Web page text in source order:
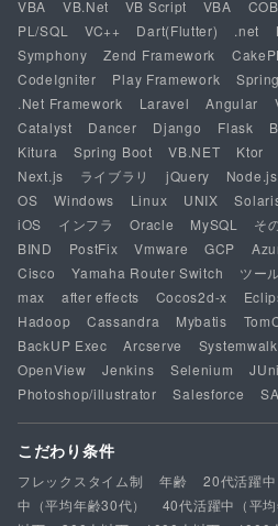
VBA
VB.Net VB Script VBA
PL/SQL
VC++ Dart(Flutter) .net
Symphony
Zend Framework
CodeIgniter
Play Framework Spring
.Net Framework
Laravel Angular
Catalyst
Dancer Django Flask
Kitura
Spring Boot VB.NET Ktor
Next.js
ライブラリ jQuery Node.js
OS
Windows Linux UNIX
iOS
インフラ Oracle MySQL そ
BIND
PostFix Vmware GCP
Cisco
Yamaha Router Switch ツー
max
after effects Cocos2d-x
Hadoop
Cassandra Mybatis
BackUP Exec
Arcserve
OpenView
Jenkins Selenium
Photoshop/illustrator
Salesforce
こだわり条件
フレックスタイム制 年齢 20代活躍中
中（平均年齢30代）
40代活躍中（平均